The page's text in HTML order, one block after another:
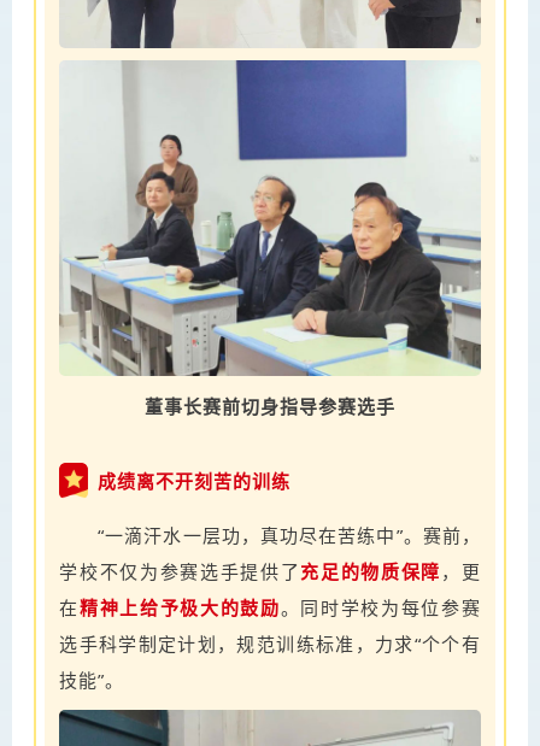
董事长赛前切身指导参赛选手
成绩离不开刻苦的训练
“一滴汗水一层功，真功尽在苦练中”。赛前，
学校不仅为参赛选手提供了 充足的物质保障 ，更
在精神上给予极大的鼓励。同时学校为每位参赛
选手科学制定计划，规范训练标准，力求“个个有
技能”。